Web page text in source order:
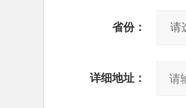
省份：
详细地址：